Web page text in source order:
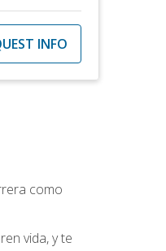
INFO
como
vida, y te